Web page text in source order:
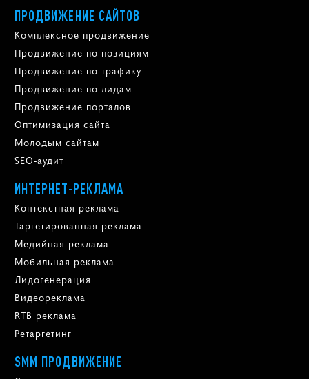
ПРОДВИЖЕНИЕ САЙТОВ
Комплексное продвижение
Продвижение по позициям
Продвижение по трафику
Продвижение по лидам
Продвижение порталов
Оптимизация сайта
Молодым сайтам
SEO-аудит
ИНТЕРНЕТ-РЕКЛАМА
Контекстная реклама
Таргетированная реклама
Медийная реклама
Мобильная реклама
Лидогенерация
Видеореклама
RTB реклама
Ретаргетинг
SMM ПРОДВИЖЕНИЕ